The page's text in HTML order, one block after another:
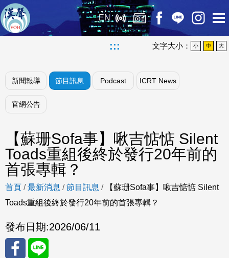
EN
::: 文字大小： 小 中 大
新聞報導 節目訊息 Podcast ICRT News
官網公告
【蘇珊Sofa事】啾吉惦惦 Silent
Toads重組後終於發行20年前的
首張專輯？
首頁 /最新消息 /節目訊息 /
【蘇珊Sofa事】啾吉惦惦 Silent
Toads重組後終於發行20年前的首張專輯？
發布日期:2026/06/11